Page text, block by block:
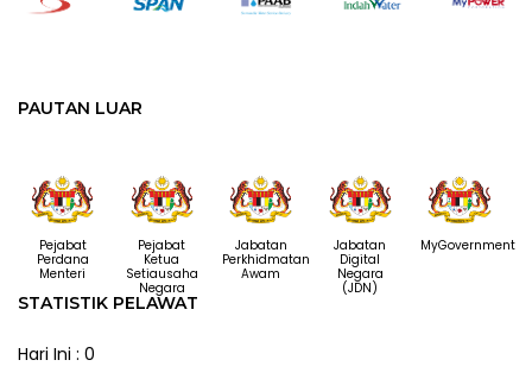
PAUTAN LUAR
Pejabat
Perdana
Menteri
Pejabat
Ketua
Setiausaha
Negara
Jabatan
Perkhidmatan
Awam
Jabatan
Digital
Negara
(JDN)
MyGovernment
STATISTIK PELAWAT
Hari Ini : 0